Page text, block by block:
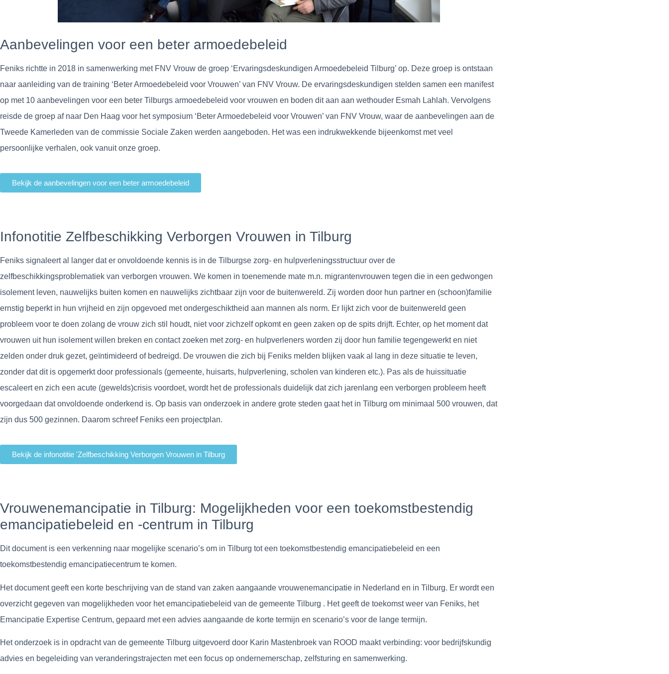
Aanbevelingen voor een beter armoedebeleid
Feniks richtte in 2018 in samenwerking met FNV Vrouw de groep ‘Ervaringsdeskundigen Armoedebeleid Tilburg’ op. Deze groep is ontstaan
naar aanleiding van de training ‘Beter Armoedebeleid voor Vrouwen’ van FNV Vrouw. De ervaringsdeskundigen stelden samen een manifest
op met 10 aanbevelingen voor een beter Tilburgs armoedebeleid voor vrouwen en boden dit aan aan wethouder Esmah Lahlah. Vervolgens
reisde de groep af naar Den Haag voor het symposium ‘Beter Armoedebeleid voor Vrouwen’ van FNV Vrouw, waar de aanbevelingen aan de
Tweede Kamerleden van de commissie Sociale Zaken werden aangeboden. Het was een indrukwekkende bijeenkomst met veel
persoonlijke verhalen, ook vanuit onze groep.
Bekijk de aanbevelingen voor een beter armoedebeleid
Infonotitie Zelfbeschikking Verborgen Vrouwen in Tilburg
Feniks signaleert al langer dat er onvoldoende kennis is in de Tilburgse zorg- en hulpverleningsstructuur over de
zelfbeschikkingsproblematiek van verborgen vrouwen. We komen in toenemende mate m.n. migrantenvrouwen tegen die in een gedwongen
isolement leven, nauwelijks buiten komen en nauwelijks zichtbaar zijn voor de buitenwereld. Zij worden door hun partner en (schoon)familie
ernstig beperkt in hun vrijheid en zijn opgevoed met ondergeschiktheid aan mannen als norm. Er lijkt zich voor de buitenwereld geen
probleem voor te doen zolang de vrouw zich stil houdt, niet voor zichzelf opkomt en geen zaken op de spits drijft. Echter, op het moment dat
vrouwen uit hun isolement willen breken en contact zoeken met zorg- en hulpverleners worden zij door hun familie tegengewerkt en niet
zelden onder druk gezet, geïntimideerd of bedreigd. De vrouwen die zich bij Feniks melden blijken vaak al lang in deze situatie te leven,
zonder dat dit is opgemerkt door professionals (gemeente, huisarts, hulpverlening, scholen van kinderen etc.). Pas als de huissituatie
escaleert en zich een acute (gewelds)crisis voordoet, wordt het de professionals duidelijk dat zich jarenlang een verborgen probleem heeft
voorgedaan dat onvoldoende onderkend is. Op basis van onderzoek in andere grote steden gaat het in Tilburg om minimaal 500 vrouwen, dat
zijn dus 500 gezinnen. Daarom schreef Feniks een projectplan.
Bekijk de infonotitie 'Zelfbeschikking Verborgen Vrouwen in Tilburg
Vrouwenemancipatie in Tilburg: Mogelijkheden voor een toekomstbestendig
emancipatiebeleid en -centrum in Tilburg
Dit document is een verkenning naar mogelijke scenario’s om in Tilburg tot een toekomstbestendig emancipatiebeleid en een
toekomstbestendig emancipatiecentrum te komen.
Het document geeft een korte beschrijving van de stand van zaken aangaande vrouwenemancipatie in Nederland en in Tilburg. Er wordt een
overzicht gegeven van mogelijkheden voor het emancipatiebeleid van de gemeente Tilburg . Het geeft de toekomst weer van Feniks, het
Emancipatie Expertise Centrum, gepaard met een advies aangaande de korte termijn en scenario’s voor de lange termijn.
Het onderzoek is in opdracht van de gemeente Tilburg uitgevoerd door Karin Mastenbroek van ROOD maakt verbinding: voor bedrijfskundig
advies en begeleiding van veranderingstrajecten met een focus op ondernemerschap, zelfsturing en samenwerking.